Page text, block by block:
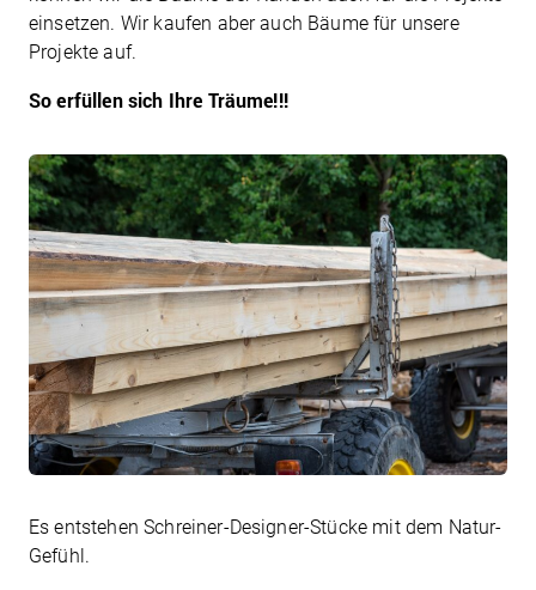
einsetzen. Wir kaufen aber auch Bäume für unsere
Projekte auf.
So erfüllen sich Ihre Träume!!!
Es entstehen Schreiner-Designer-Stücke mit dem Natur-
Gefühl.